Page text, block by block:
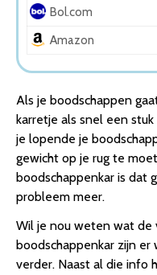
Bol.com
Amazon
Als je boodschappen
karretje als snel een
je lopende je
gewicht op je rug te
boodschappenkar is dat
probleem meer.
Wil je nou weten wat de
boodschappenkar zijn er
verder. Naast al die info